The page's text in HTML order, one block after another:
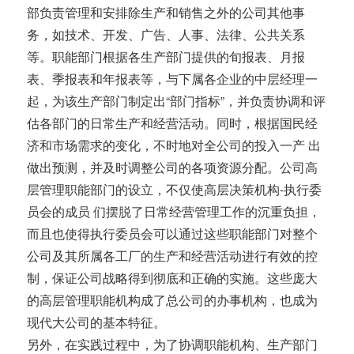
部负责管理和安排除生产和销售之外的公司其他事
务，如技术、开发、广告、人事、法律、公共关系
等。职能部门根据各生产部门提供的旬报表、月报
表、季报表和年报表等，与下属各企业的中层经理一
起，为该生产部门制定出“部门指标”，并负责协调和评
估各部门的日常生产和经营活动。同时，根据国民经
济和市场需求的变化，不时地对全公司的投入一产 出
做出预测，并及时调整公司的各项资源分配。公司高
层管理职能部门的设立，不仅使高层决策机构-执行委
员会的成员 们摆脱了日常经营管理工作的沉重负担，
而且也使得执行委员会可以通过这些职能部门对整个
公司及其所属各工厂的生产和经营活动进行有效的控
制，保证公司战略得到彻底和正确的实施。这些庞大
的高层管理职能机构成了总公司的办事机构，也成为
现代大公司的基本特征。
另外，在实践过程中，为了协调职能机构、生产部门